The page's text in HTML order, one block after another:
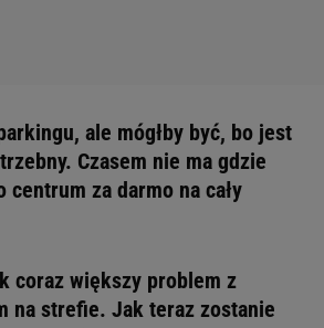
ale mógłby być, bo jest
Czasem nie ma gdzie
centrum za darmo na cały
coraz większy problem z
na strefie. Jak teraz zostanie